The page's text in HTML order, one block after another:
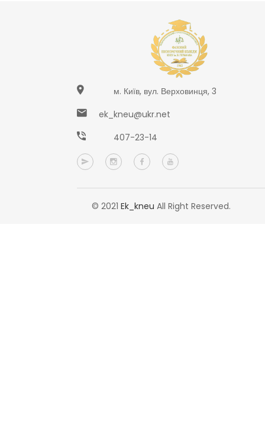
м. Київ, вул. Верховинця, 3
ek_kneu@ukr.net
407-23-14
© 2021 Ek_kneu All Right Reserved.